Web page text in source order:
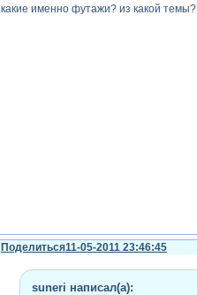
какие именно футажи? из какой темы?
Поделиться11-05-2011 23:46:45
suneri написал(а):